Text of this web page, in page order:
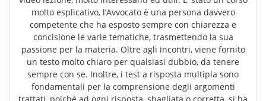
molto esplicativo, l’Avvocato è una persona davvero
competente che ha esposto sempre con chiarezza e
concisione le varie tematiche, trasmettendo la sua
passione per la materia. Oltre agli incontri, viene fornito
un testo molto chiaro per qualsiasi dubbio, da tenere
sempre con se. Inoltre, i test a risposta multipla sono
fondamentali per la comprensione degli argomenti
trattati, poiché ad ogni risposta, sbagliata o corretta, si ha